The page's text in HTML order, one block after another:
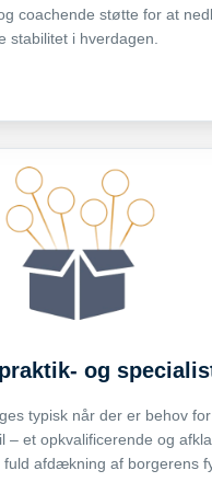
coachende støtte for at
stabilitet i hverdagen.
og
typisk når der er behov
– et opkvalificerende og
afdækning af borgerens